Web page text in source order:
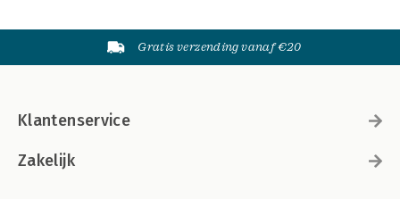
Gratis verzending vanaf €20
Klantenservice
Zakelijk